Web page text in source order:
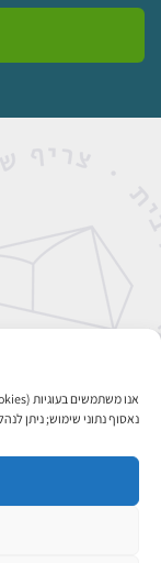
נאסוף נתוני שימוש; ניתן
אבן